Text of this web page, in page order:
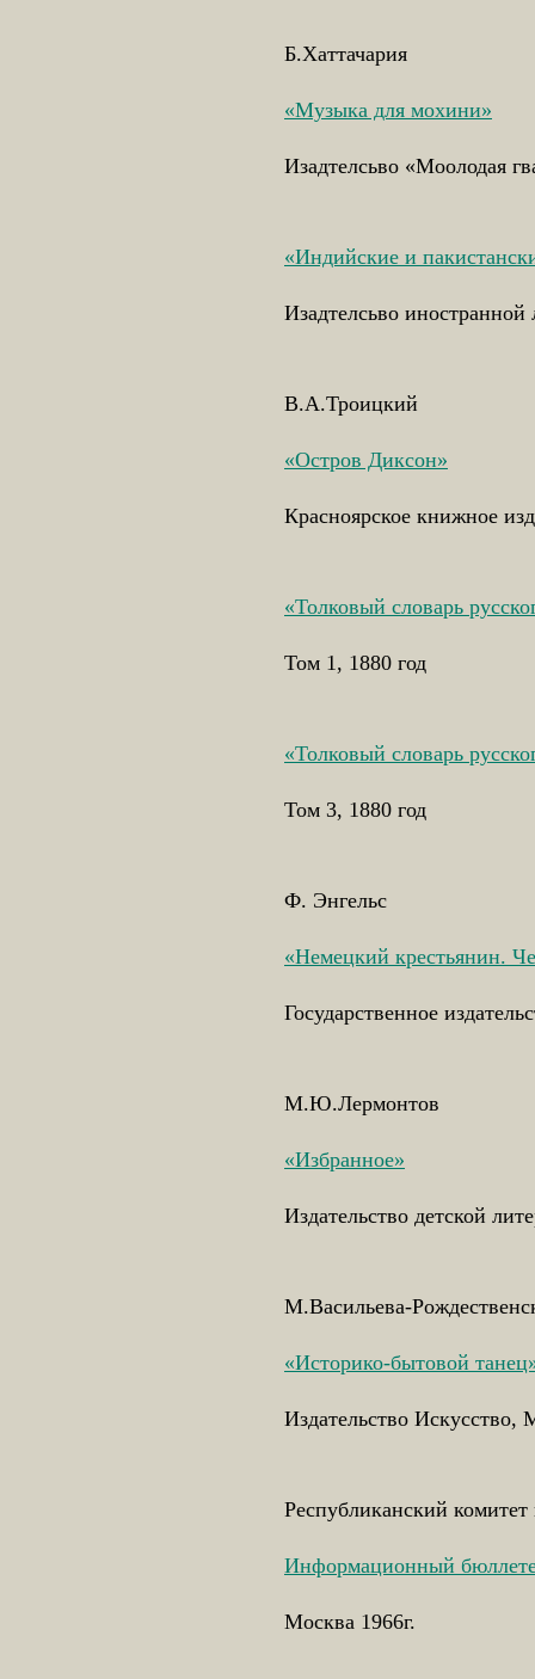
Б.Хаттачария
«Музыка для мохини»
Изадтелсьво «Моолодая
«Индийские и
Изадтелсьво
В.А.Троицкий
«Остров Диксон»
Красноярское книжное
«Толковый словарь
Том 1, 1880 год
«Толковый словарь
Том 3, 1880 год
Ф. Энгельс
«Немецкий крестьянин.
Государственное
М.Ю.Лермонтов
«Избранное»
Издательство детской
М.Васильева-
«Историко-бытовой
Издательство Искусство,
Республиканский
Информационный
Москва 1966г.